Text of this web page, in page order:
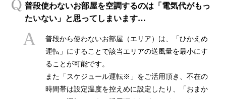
普段使わないお部屋を空調するのは「電気代がもっ
たいない」と思ってしまいます…
普段から使わないお部屋（エリア）は、「ひかえめ
運転」にすることで該当エリアの送風量を最小にす
ることが可能です。
また「スケジュール運転※」をご活用頂き、不在の
時間帯は設定温度を控えめに設定したり、「おまか